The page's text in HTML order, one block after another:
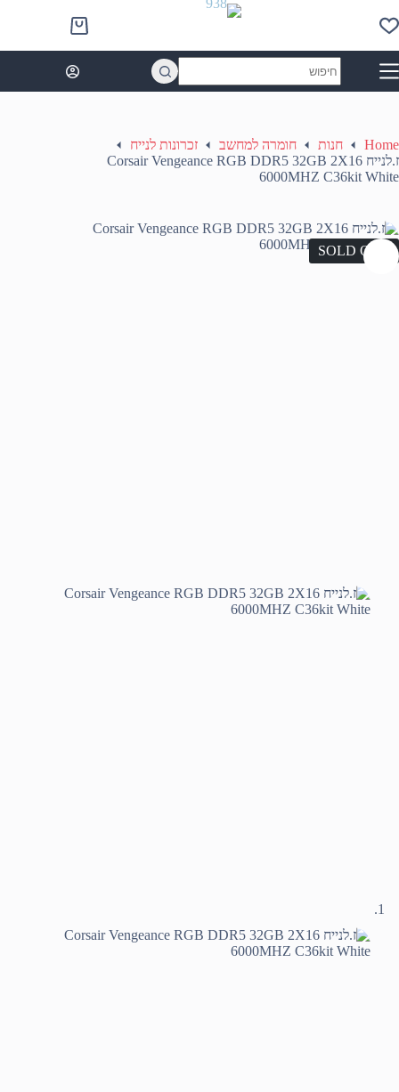
to
content
Shopping
cart
results
Home חנות חומרה למחשב
זכרונות לנייח
ז.לנייח Corsair Vengeance RGB DDR5 32GB 2X16
6000MHZ C36kit White
SOLD OUT